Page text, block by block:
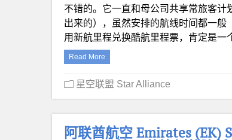
不错的。它一直和母公司共享常旅客
出来的），虽然安排的航线时间都一
用新航里程兑换酷航里程票，肯定是
Read More
星空联盟 Star Alliance
阿联酋航空 Emirates (EK)